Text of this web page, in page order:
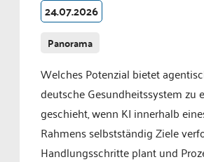
24.07.2026
Panorama
Welches Potenzial bietet
deutsche Gesundheitssystem zu
geschieht, wenn KI innerhalb
Rahmens selbstständig Ziele
Handlungsschritte plant und